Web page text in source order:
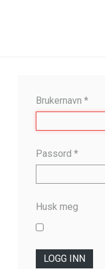
Brukernavn *
Passord *
Husk meg
LOGG INN